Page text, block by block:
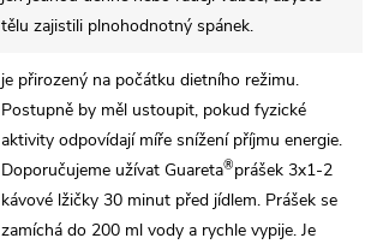
tělu zajistili plnohodnotný spánek.
je přirozený na počátku dietního režimu.
Postupně by měl ustoupit, pokud fyzické
aktivity odpovídají míře snížení příjmu energie.
Doporučujeme užívat Guareta®prášek 3x1-2
kávové lžičky 30 minut před jídlem. Prášek se
zamíchá do 200 ml vody a rychle vypije. Je